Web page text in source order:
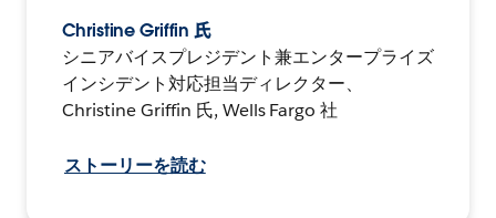
Christine Griffin 氏
シニアバイスプレジデント兼エンタープライズ
インシデント対応担当ディレクター、
Christine Griffin 氏, Wells Fargo 社
ストーリーを読む